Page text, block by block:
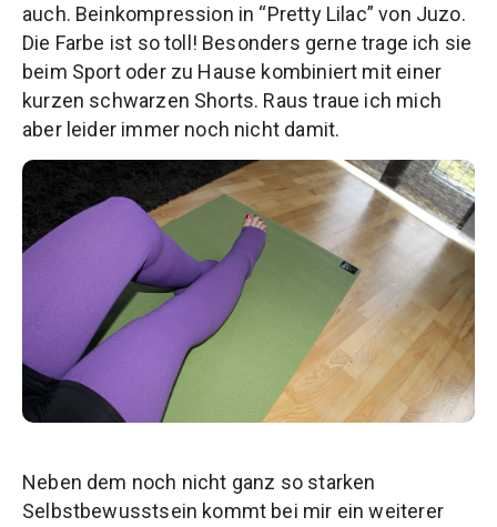
auch. Beinkompression in “Pretty Lilac” von Juzo.
Die Farbe ist so toll! Besonders gerne trage ich sie
beim Sport oder zu Hause kombiniert mit einer
kurzen schwarzen Shorts. Raus traue ich mich
aber leider immer noch nicht damit.
Neben dem noch nicht ganz so starken
Selbstbewusstsein kommt bei mir ein weiterer